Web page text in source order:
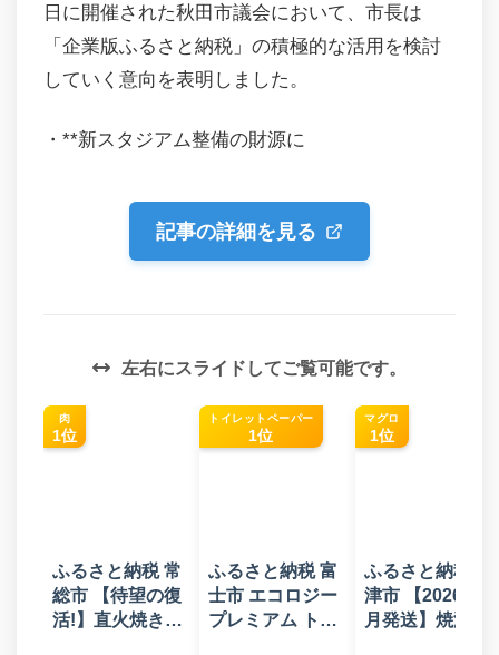
日に開催された秋田市議会において、市長は
「企業版ふるさと納税」の積極的な活用を検討
していく意向を表明しました。
・**新スタジアム整備の財源に
記事の詳細を見る
左右にスライドしてご覧可能です。
肉
1位
ふるさと納税 常
総市 【待望の復
活!】直火焼きハ
トイレットペーパー
1位
ふるさと納税 富
士市 エコロジー
プレミアム トイ
マグロ
1位
ふるさと納税 焼
津市 【2026年6
月発送】焼津 マ